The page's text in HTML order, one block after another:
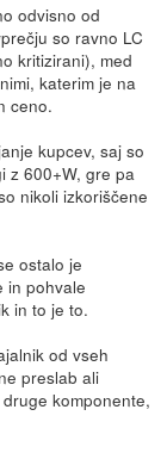
odvisno od
so ravno LC
kritizirani), med
katerim je na
ceno.
kupcev, saj so
z 600+W, gre pa
nikoli izkoriščene
ostalo je
in pohvale
in to je to.
od vseh
preslab ali
komponente,